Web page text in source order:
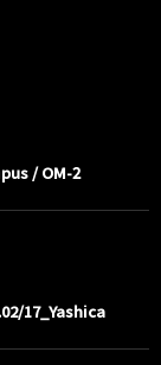
/ OM-2
17_Yashica